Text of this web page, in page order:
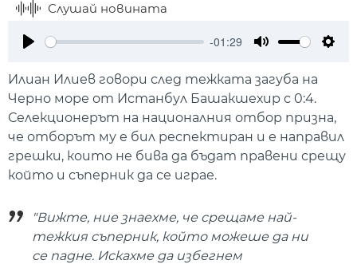
Слушай новината
-01:29
Илиан Илиев говори след тежката загуба на
Черно море от Истанбул Башакшехир с 0:4.
Селекционерът на националния отбор призна,
че отборът му е бил респектиран и е направил
грешки, които не бива да бъдат правени срещу
който и съперник да се играе.
"Вижте, ние знаехме, че срещаме най-
тежкия съперник, който можеше да ни
се падне. Искахме да избегнем